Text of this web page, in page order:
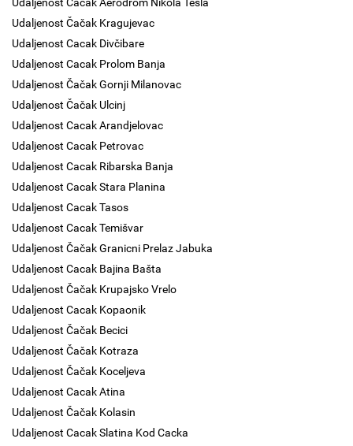
Udaljenost Čačak Kragujevac
Udaljenost Cacak Divčibare
Udaljenost Cacak Prolom Banja
Udaljenost Čačak Gornji Milanovac
Udaljenost Čačak Ulcinj
Udaljenost Cacak Arandjelovac
Udaljenost Cacak Petrovac
Udaljenost Cacak Ribarska Banja
Udaljenost Cacak Stara Planina
Udaljenost Cacak Tasos
Udaljenost Cacak Temišvar
Udaljenost Čačak Granicni Prelaz Jabuka
Udaljenost Cacak Bajina Bašta
Udaljenost Čačak Krupajsko Vrelo
Udaljenost Cacak Kopaonik
Udaljenost Čačak Becici
Udaljenost Čačak Kotraza
Udaljenost Čačak Koceljeva
Udaljenost Cacak Atina
Udaljenost Čačak Kolasin
Udaljenost Cacak Slatina Kod Cacka